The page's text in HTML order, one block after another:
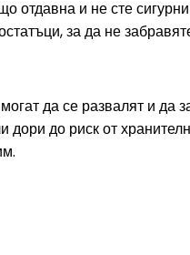
отдавна и не сте
за да не
да се развалят и да
до риск от